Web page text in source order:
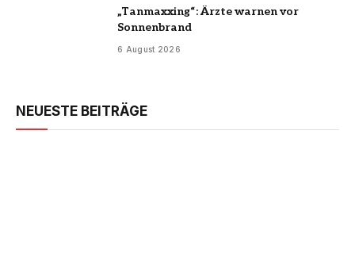
„Tanmaxxing“: Ärzte warnen vor
Sonnenbrand
6 August 2026
NEUESTE BEITRÄGE